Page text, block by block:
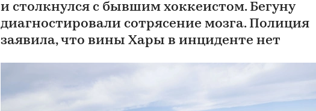
и столкнулся с бывшим хоккеистом. Бегуну
диагностировали сотрясение мозга. Полиция
заявила, что вины Хары в инциденте нет